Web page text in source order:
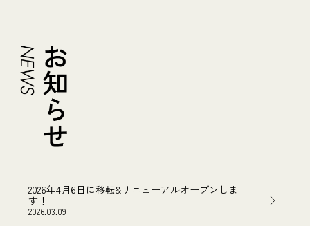
2026年4月6日に移転&リニューアルオープンしま
す！
2026.03.09